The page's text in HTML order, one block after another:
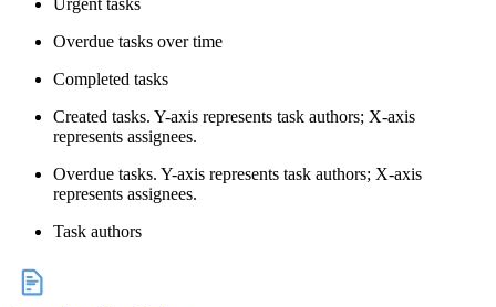
Urgent tasks
Overdue tasks over time
Completed tasks
Created tasks. Y-axis represents task authors; X-axis
represents assignees.
Overdue tasks. Y-axis represents task authors; X-axis
represents assignees.
Task authors